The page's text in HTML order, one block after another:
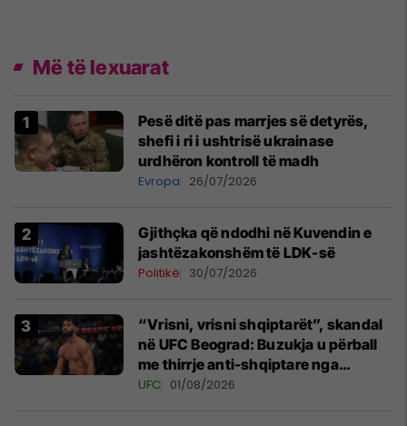
Më të lexuarat
Pesë ditë pas marrjes së detyrës,
shefi i ri i ushtrisë ukrainase
urdhëron kontroll të madh
Evropa 26/07/2026
Gjithçka që ndodhi në Kuvendin e
jashtëzakonshëm të LDK-së
Politikë 30/07/2026
“Vrisni, vrisni shqiptarët”, skandal
në UFC Beograd: Buzukja u përball
me thirrje anti-shqiptare nga
tribunat
UFC 01/08/2026